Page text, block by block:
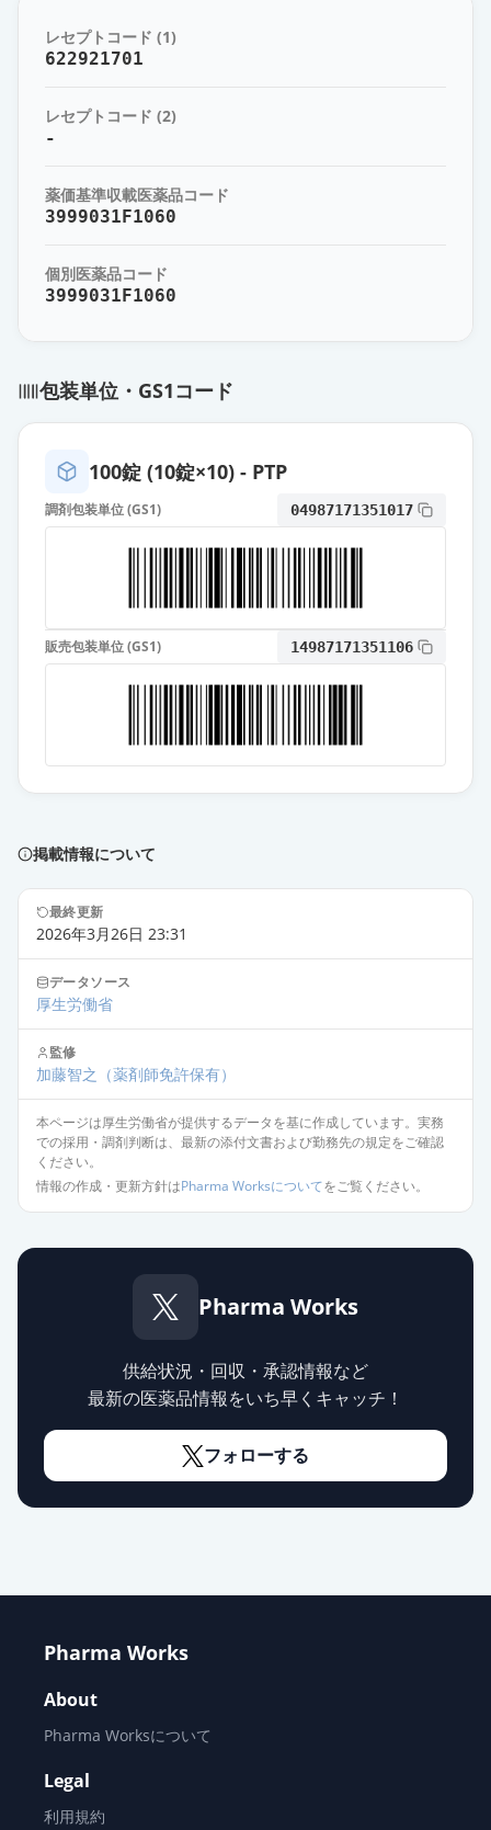
レセプトコード (1)
622921701
レセプトコード (2)
-
薬価基準収載医薬品コード
3999031F1060
個別医薬品コード
3999031F1060
包装単位・GS1コード
100錠 (10錠×10) - PTP
調剤包装単位 (GS1) 04987171351017
販売包装単位 (GS1) 14987171351106
掲載情報について
最終更新
2026年3月26日 23:31
データソース
厚生労働省
監修
加藤智之 （薬剤師免許保有）
本ページは厚生労働省が提供するデータを基に作成しています。実務
での採用・調剤判断は、最新の添付文書および勤務先の規定をご確認
ください。
情報の作成・更新方針はPharma Worksについてをご覧ください。
Pharma Works
供給状況・回収・承認情報など
最新の医薬品情報をいち早くキャッチ！
フォローする
Pharma Works
About
Pharma Worksについて
Legal
利用規約